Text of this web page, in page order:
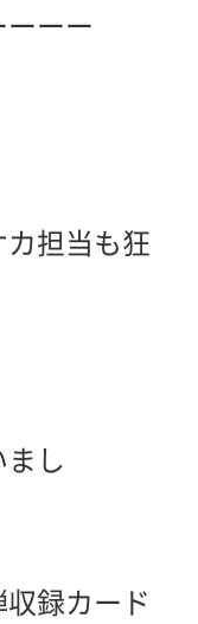
ーー
担当も狂
し
録カード